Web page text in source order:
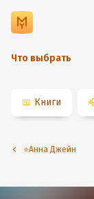
Что выбрать
📖 Книги
⭐️Анна Джейн